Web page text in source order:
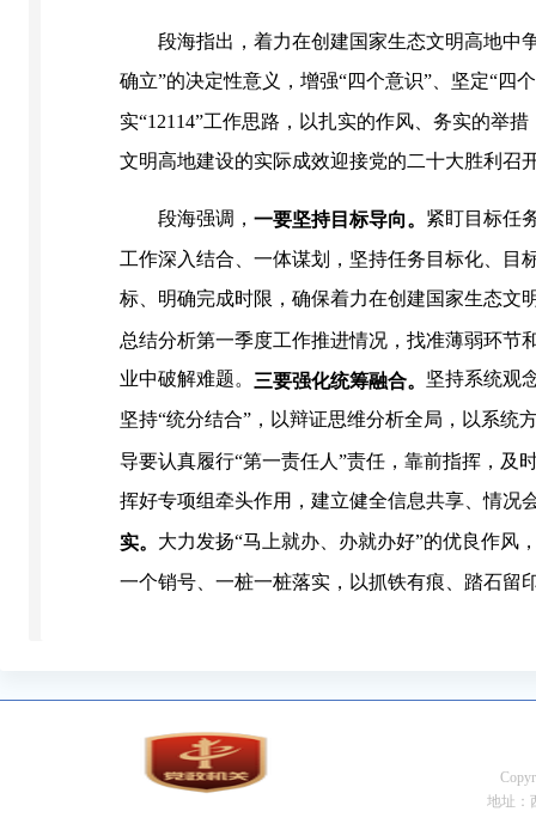
段海指出，着力在创建国家生态文明高地中
确立”的决定性意义，增强“四个意识”、坚定“四
实“12114”工作思路，以扎实的作风、务实的举
文明高地建设的实际成效迎接党的二十大胜利召
段海强调， 一要坚持目标导向。 紧盯目标任
工作深入结合、一体谋划，坚持任务目标化、目
标、明确完成时限，确保着力在创建国家生态文
总结分析第一季度工作推进情况，找准薄弱环节
业中破解难题。 三要强化统筹融合。 坚持系统观
坚持“统分结合”，以辩证思维分析全局，以系统
导要认真履行“第一责任人”责任，靠前指挥，及
挥好专项组牵头作用，建立健全信息共享、情况
实。 大力发扬“马上就办、办就办好”的优良作风
一个销号、一桩一桩落实，以抓铁有痕、踏石留
地址：